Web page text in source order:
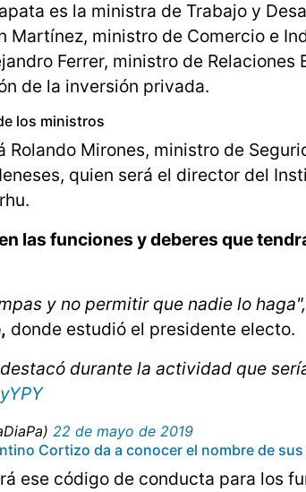
es la ministra de Trabajo y
Martínez, ministro de Comercio e
Ferrer, ministro de
de la inversión privada.
los ministros
Rolando Mirones, ministro de
quien será el director del
las funciones y deberes que
y no permitir que nadie lo haga",
donde estudió el presidente electo.
durante la actividad que
22 de mayo de 2019
Cortizo da a conocer el nombre de
ese código de conducta para los